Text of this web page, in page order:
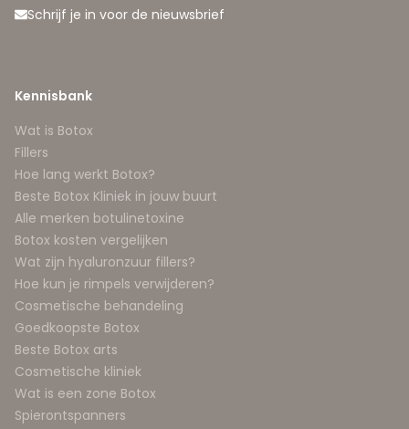
Schrijf je in voor de nieuwsbrief
Kennisbank
Wat is Botox
Fillers
Hoe lang werkt Botox?
Beste Botox Kliniek in jouw buurt
Alle merken botulinetoxine
Botox kosten vergelijken
Wat zijn hyaluronzuur fillers?
Hoe kun je rimpels verwijderen?
Cosmetische behandeling
Goedkoopste Botox
Beste Botox arts
Cosmetische kliniek
Wat is een zone Botox
Spierontspanners